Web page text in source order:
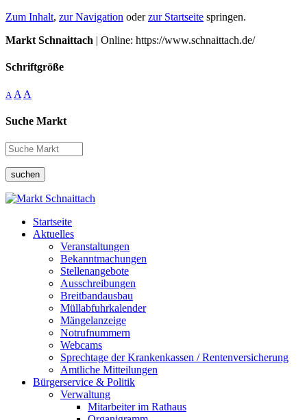
Zum Inhalt, zur Navigation oderzur Startseite springen.
Markt Schnaittach | Online: https://www.schnaittach.de/
Schriftgröße
A A A
Suche Markt
suchen
Startseite
Aktuelles
Veranstaltungen
Bekanntmachungen
Stellenangebote
Ausschreibungen
Breitbandausbau
Müllabfuhrkalender
Mängelanzeige
Notrufnummern
Webcams
Sprechtage der Krankenkassen / Rentenversicherung
Amtliche Mitteilungen
Bürgerservice & Politik
Verwaltung
Mitarbeiter im Rathaus